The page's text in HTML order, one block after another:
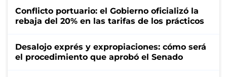
Conflicto portuario: el Gobierno oficializó la
rebaja del 20% en las tarifas de los prácticos
Desalojo exprés y expropiaciones: cómo será
el procedimiento que aprobó el Senado